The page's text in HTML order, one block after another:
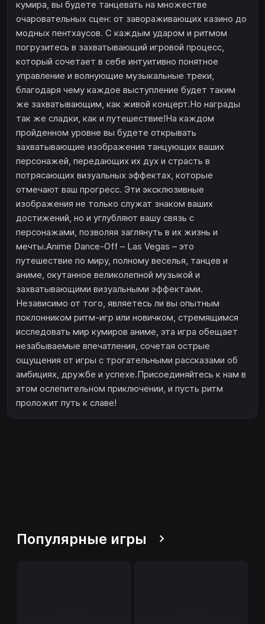
кумира, вы будете танцевать на множестве
очаровательных сцен: от завораживающих казино до
модных пентхаусов. С каждым ударом и ритмом
погрузитесь в захватывающий игровой процесс,
который сочетает в себе интуитивно понятное
управление и волнующие музыкальные треки,
благодаря чему каждое выступление будет таким
же захватывающим, как живой концерт.Но награды
так же сладки, как и путешествие!На каждом
пройденном уровне вы будете открывать
захватывающие изображения танцующих ваших
персонажей, передающих их дух и страсть в
потрясающих визуальных эффектах, которые
отмечают ваш прогресс. Эти эксклюзивные
изображения не только служат знаком ваших
достижений, но и углубляют вашу связь с
персонажами, позволяя заглянуть в их жизнь и
мечты.Anime Dance-Off – Las Vegas – это
путешествие по миру, полному веселья, танцев и
аниме, окутанное великолепной музыкой и
захватывающими визуальными эффектами.
Независимо от того, являетесь ли вы опытным
поклонником ритм-игр или новичком, стремящимся
исследовать мир кумиров аниме, эта игра обещает
незабываемые впечатления, сочетая острые
ощущения от игры с трогательными рассказами об
амбициях, дружбе и успехе.Присоединяйтесь к нам в
этом ослепительном приключении, и пусть ритм
проложит путь к славе!
Популярные игры